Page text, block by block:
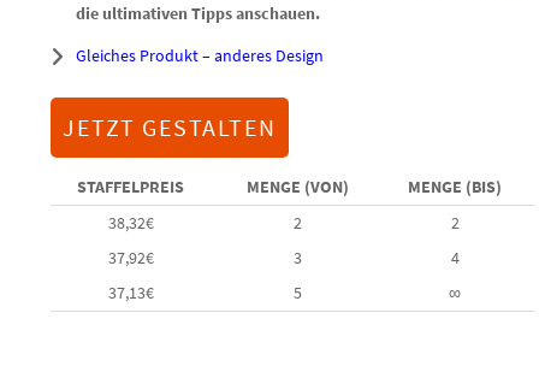
die ultimativen Tipps anschauen.
Gleiches Produkt – anderes Design
JETZT GESTALTEN
STAFFELPREIS MENGE (VON)
MENGE (BIS)
38,32€ 2
2
37,92€ 3
4
37,13€ 5 ∞